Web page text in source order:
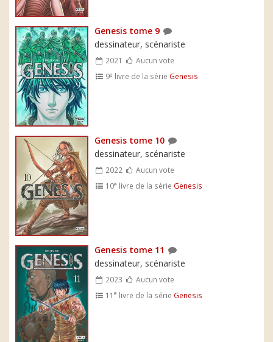
Genesis tome 9
dessinateur, scénariste
2021
Aucun vote
9e livre de la série Genesis
Genesis tome 10
dessinateur, scénariste
2022
Aucun vote
10e livre de la série Genesis
Genesis tome 11
dessinateur, scénariste
2023
Aucun vote
11e livre de la série Genesis